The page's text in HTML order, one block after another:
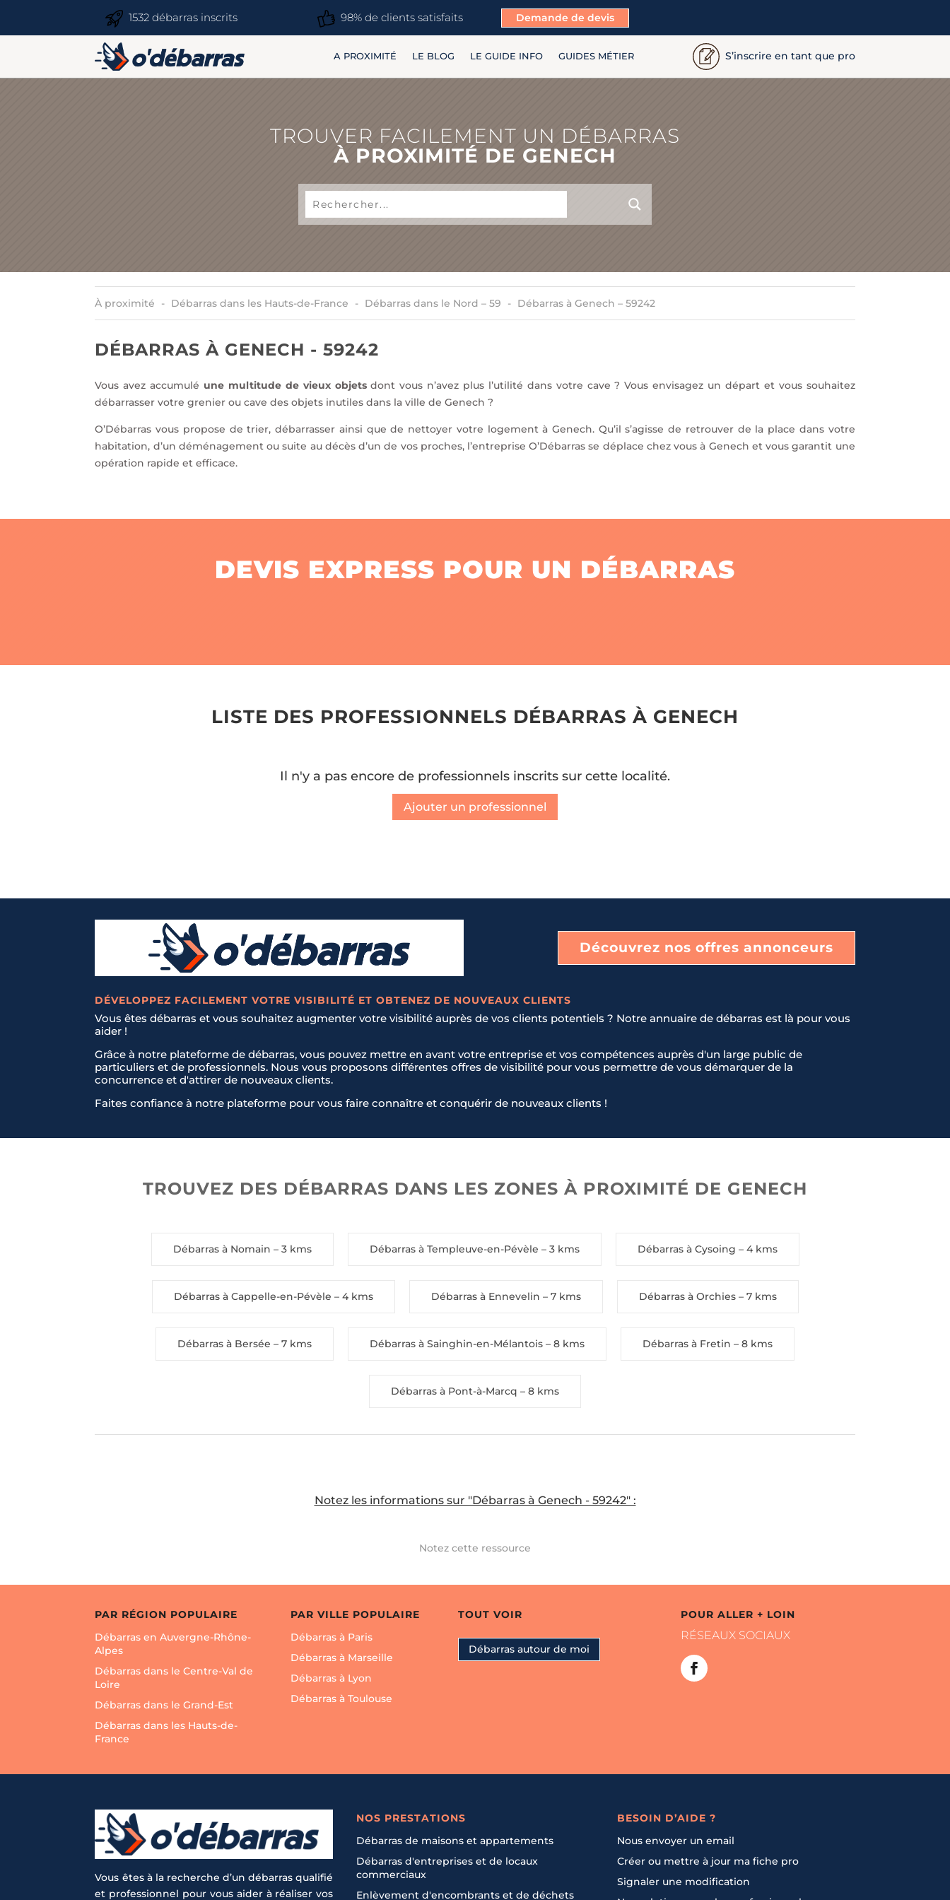
1532 débarras inscrits 98% de clients satisfaits Demande de devis
A PROXIMITÉ LE BLOG LE GUIDE INFO GUIDES MÉTIER S’inscrire en tant que pro
TROUVER FACILEMENT UN DÉBARRAS
À PROXIMITÉ DE GENECH
À proximité Débarras dans les Hauts-de-France Débarras dans le Nord – 59 Débarras à Genech – 59242
DÉBARRAS À GENECH - 59242
Vous avez accumulé une multitude de vieux objetsdont vous n’avez plus l’utilité dans votre cave ? Vous envisagez un départ et vous souhaitez
débarrasser votre grenier ou cave des objets inutiles dans la ville de Genech ?
O’Débarras vous propose de trier, débarrasser ainsi que de nettoyer votre logement à Genech. Qu’il s’agisse de retrouver de la place dans votre
habitation, d’un déménagement ou suite au décès d’un de vos proches, l’entreprise O’Débarras se déplace chez vous à Genech et vous garantit une
opération rapide et efficace.
DEVIS EXPRESS POUR UN DÉBARRAS
LISTE DES PROFESSIONNELS DÉBARRAS À GENECH
Il n'y a pas encore de professionnels inscrits sur cette localité.
Ajouter un professionnel
Découvrez nos offres annonceurs
DÉVELOPPEZ FACILEMENT VOTRE VISIBILITÉ ET OBTENEZ DE NOUVEAUX CLIENTS
Vous êtes débarras et vous souhaitez augmenter votre visibilité auprès de vos clients potentiels ? Notre annuaire de débarras est là pour vous
aider !
Grâce à notre plateforme de débarras, vous pouvez mettre en avant votre entreprise et vos compétences auprès d'un large public de
particuliers et de professionnels. Nous vous proposons différentes offres de visibilité pour vous permettre de vous démarquer de la
concurrence et d'attirer de nouveaux clients.
Faites confiance à notre plateforme pour vous faire connaître et conquérir de nouveaux clients !
TROUVEZ DES DÉBARRAS DANS LES ZONES À PROXIMITÉ DE GENECH
Débarras à Nomain – 3 kms Débarras à Templeuve-en-Pévèle – 3 kms Débarras à Cysoing – 4 kms
Débarras à Cappelle-en-Pévèle – 4 kms Débarras à Ennevelin – 7 kms Débarras à Orchies– 7 kms
Débarras à Bersée – 7 kms Débarras à Sainghin-en-Mélantois – 8 kms Débarras à Fretin – 8 kms
Débarras à Pont-à-Marcq – 8 kms
Notez les informations sur "Débarras à Genech - 59242" :
Notez cette ressource
PAR RÉGION POPULAIRE
Débarras en Auvergne-Rhône-
Alpes
Débarras dans le Centre-Val de
Loire
Débarras dans le Grand-Est
Débarras dans les Hauts-de-
France
PAR VILLE POPULAIRE
Débarras à Paris
Débarras à Marseille
Débarras à Lyon
Débarras à Toulouse
TOUT VOIR
Débarras autour de moi
POUR ALLER + LOIN
RÉSEAUX SOCIAUX
Vous êtes à la recherche d’un débarras qualifié
et professionnel pour vous aider à réaliser vos
NOS PRESTATIONS
Débarras de maisons et appartements
Débarras d'entreprises et de locaux
commerciaux
Enlèvement d'encombrants et de déchets
BESOIN D’AIDE ?
Nous envoyer un email
Créer ou mettre à jour ma fiche pro
Signaler une modification
Nom & Prénom
Envoyer la demande
Nom & Prénom
Envoyer la demande